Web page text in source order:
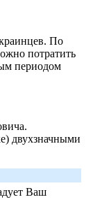
По
потратить
периодом
двухзначными
Ваш